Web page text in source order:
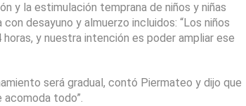
y la estimulación temprana de niños y niñas
desayuno y almuerzo incluidos: “Los niños
y nuestra intención es poder ampliar ese
será gradual, contó Piermateo y dijo que
todo”.